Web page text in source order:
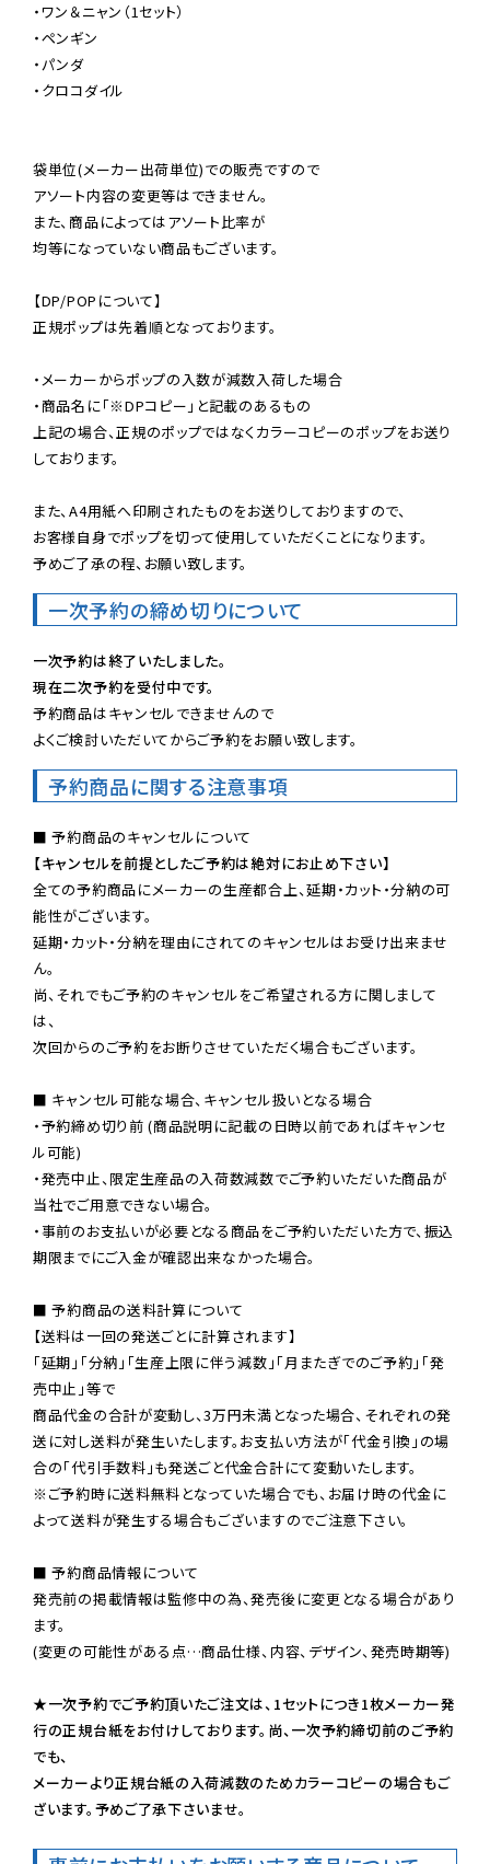
・ワン＆ニャン（1セット）
・ペンギン
・パンダ
・クロコダイル
袋単位(メーカー出荷単位)での販売ですので
アソート内容の変更等はできません。
また、商品によってはアソート比率が
均等になっていない商品もございます。
【DP/POPについて】
正規ポップは先着順となっております。
・メーカーからポップの入数が減数入荷した場合
・商品名に「※DPコピー」と記載のあるもの
上記の場合、正規のポップではなくカラーコピーのポップをお送り
しております。
また、A4用紙へ印刷されたものをお送りしておりますので、
お客様自身でポップを切って使用していただくことになります。
予めご了承の程、お願い致します。
一次予約の締め切りについて
一次予約は終了いたしました。
現在二次予約を受付中です。
予約商品はキャンセルできませんので
よくご検討いただいてからご予約をお願い致します。
予約商品に関する注意事項
【キャンセルを前提としたご予約は絶対にお止め下さい】
全ての予約商品にメーカーの生産都合上、延期・カット・分納の可
能性がございます。
延期・カット・分納を理由にされてのキャンセルはお受け出来ませ
ん。
尚、それでもご予約のキャンセルをご希望される方に関しまして
は、
次回からのご予約をお断りさせていただく場合もございます。
■ キャンセル可能な場合、キャンセル扱いとなる場合
・予約締め切り前 (商品説明に記載の日時以前であればキャンセ
ル可能)
・発売中止、限定生産品の入荷数減数でご予約いただいた商品が
当社でご用意できない場合。
・事前のお支払いが必要となる商品をご予約いただいた方で、振込
期限までにご入金が確認出来なかった場合。
■ 予約商品の送料計算について
【送料は一回の発送ごとに計算されます】
「延期」「分納」「生産上限に伴う減数」「月またぎでのご予約」「発
売中止」等で
商品代金の合計が変動し、3万円未満となった場合、それぞれの発
送に対し送料が発生いたします。お支払い方法が「代金引換」の場
※ご予約時に送料無料となっていた場合でも、お届け時の代金に
よって送料が発生する場合もございますのでご注意下さい。
■ 予約商品情報について
発売前の掲載情報は監修中の為、発売後に変更となる場合があり
ます。
(変更の可能性がある点…商品仕様、内容、デザイン、発売時期等)
★一次予約でご予約頂いたご注文は、1セットにつき1枚メーカー発
行の正規台紙をお付けしております。尚、一次予約締切前のご予約
でも、
メーカーより正規台紙の入荷減数のためカラーコピーの場合もご
ざいます。予めご了承下さいませ。